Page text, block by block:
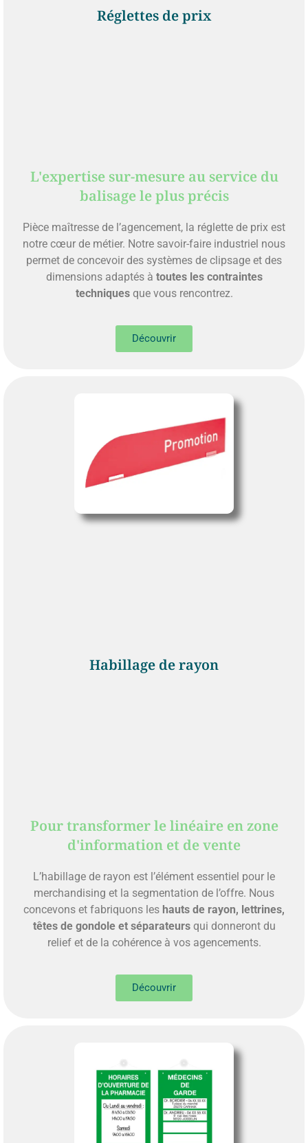
Réglettes de prix
L'expertise sur-mesure au service du
balisage le plus précis
Pièce maîtresse de l’agencement, la réglette de prix est
notre cœur de métier. Notre savoir-faire industriel nous
permet de concevoir des systèmes de clipsage et des
dimensions adaptés à toutes les contraintes
techniquesque vous rencontrez.
Découvrir
Habillage de rayon
Pour transformer le linéaire en zone
d'information et de vente
L’habillage de rayon est l’élément essentiel pour le
merchandising et la segmentation de l’offre. Nous
concevons et fabriquons les hauts de rayon, lettrines,
têtes de gondole et séparateursqui donneront du
relief et de la cohérence à vos agencements.
Découvrir